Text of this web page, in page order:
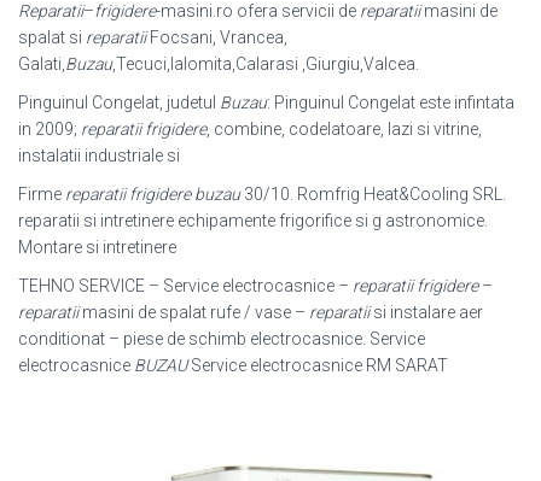
Reparatii–frigidere-masini.ro ofera servicii de reparatiimasini de
spalat si reparatiiFocsani, Vrancea,
Galati, Buzau,Tecuci,Ialomita,Calarasi ,Giurgiu, Valcea.
Pinguinul Congelat, judetul Buzau: Pinguinul Congelat este infintata
in 2009; reparatii frigidere, combine, codelatoare, lazi si vitrine,
instalatii industriale si
Firme reparatii frigidere buzau30/10. Romfrig Heat&Cooling SRL.
reparatii si intretinere echipamente frigorifice si g astronomice.
Montare si intretinere
TEHNO SERVICE – Service electrocasnice – reparatii frigidere–
reparatiimasini de spalat rufe / vase – reparatiisi instalare aer
conditionat – piese de schimb electrocasnice. Service
electrocasnice BUZAUService electrocasnice RM SARAT